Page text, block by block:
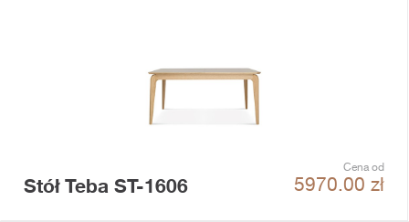
Stół Teba ST-1606
Cena od
5970.00 zł